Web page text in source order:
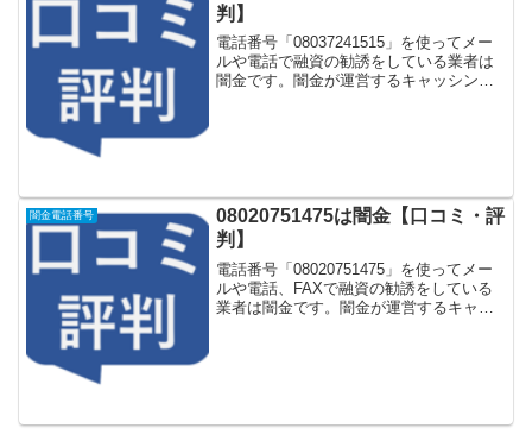
判】
電話番号「08037241515」を使ってメー
ルや電話で融資の勧誘をしている業者は
闇金です。闇金が運営するキャッシング
闇金電話番号
08020751475は闇金【口コミ・評
判】
電話番号「08020751475」を使ってメー
ルや電話、FAXで融資の勧誘をしている
業者は闇金です。闇金が運営するキャッ